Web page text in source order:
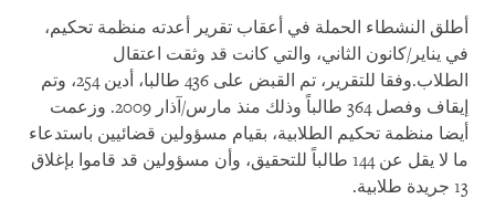
أطلق النشطاء الحملة في أعقاب تقرير أعدته منظمة تحكيم،
في يناير/كانون الثاني، والتي كانت قد وثقت اعتقال
الطلاب.وفقا للتقرير، تم القبض على 436 طالبا، أدين254، وتم
إيقاف وفصل 364 طالباً وذلك منذ مارس/آذار 2009. وزعمت
أيضا منظمة تحكيم الطلابية، بقيام مسؤولين قضائيين باستدعاء
ما لا يقل عن 144 طالباً للتحقيق، وأن مسؤولين قد قاموا بإغلاق
13 جريدة طلابية.